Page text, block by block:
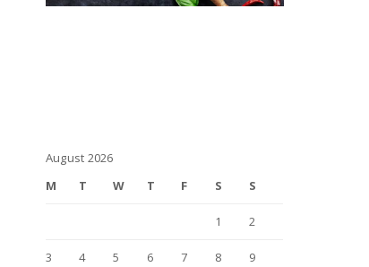
August 2026
M
T W T F S S
1 2
3 4 5 6 7 8 9